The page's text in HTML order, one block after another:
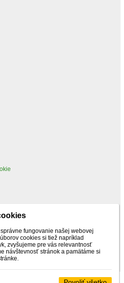
fungovanie našej webovej
cookies si tiež napríklad
zvyšujeme pre vás relevantnosť
návštevnosť stránok a pamätáme si